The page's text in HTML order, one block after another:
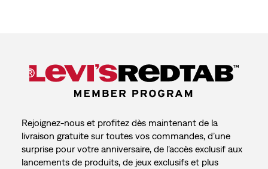
Rejoignez-nous et profitez dès maintenant de la
livraison gratuite sur toutes vos commandes, d’une
surprise pour votre anniversaire, de l’accès exclusif aux
lancements de produits, de jeux exclusifs et plus